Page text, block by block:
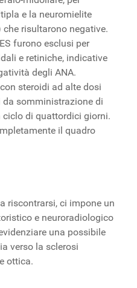
e la neuromielite
risultarono negative.
furono esclusi per
e retiniche, indicative
degli ANA.
steroidi ad alte dosi
da somministrazione di
ciclo di quattordici giorni.
il quadro
riscontrarsi, ci impone un
e neuroradiologico
una possibile
verso la sclerosi
ottica.